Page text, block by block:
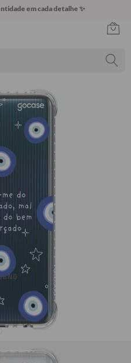
em cada detalhe ✨
- Oração de